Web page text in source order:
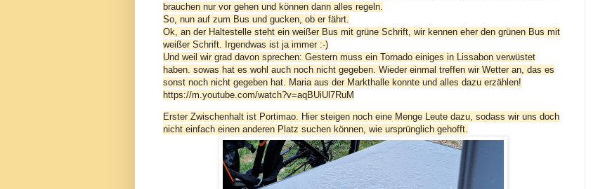
brauchen nur vor gehen und können dann alles regeln.
So, nun auf zum Bus und gucken, ob er fährt.
Ok, an der Haltestelle steht ein weißer Bus mit grüne Schrift, wir kennen eher den grünen Bus mit
weißer Schrift. Irgendwas ist ja immer :-)
Und weil wir grad davon sprechen: Gestern muss ein Tornado einiges in Lissabon verwüstet
haben. sowas hat es wohl auch noch nicht gegeben. Wieder einmal treffen wir Wetter an, das es
sonst noch nicht gegeben hat. Maria aus der Markthalle konnte und alles dazu erzählen!
https://m.youtube.com/watch?v=aqBUiUl7RuM
Erster Zwischenhalt ist Portimao. Hier steigen noch eine Menge Leute dazu, sodass wir uns doch
nicht einfach einen anderen Platz suchen können, wie ursprünglich gehofft.